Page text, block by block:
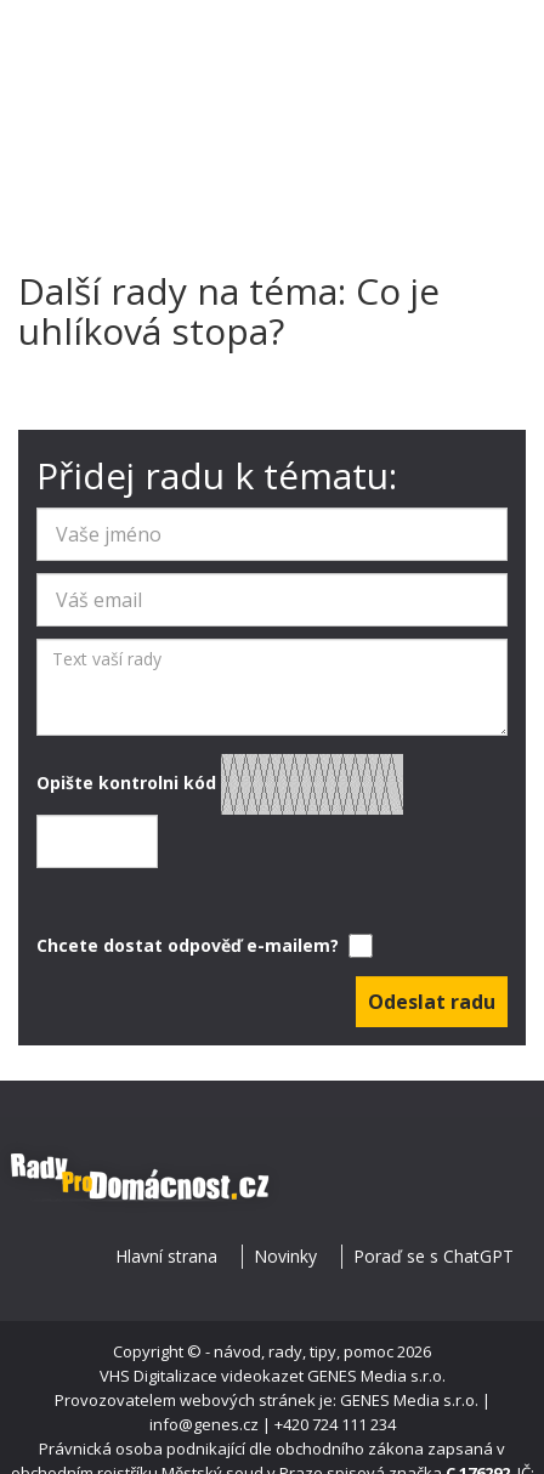
Další rady na téma: Co je
uhlíková stopa?
Přidej radu k tématu:
Opište kontrolni kód
Chcete dostat odpověď e-mailem?
Hlavní strana Novinky Poraď se s ChatGPT
Copyright © - návod, rady, tipy, pomoc2026
VHS Digitalizace videokazetGENES Media s.r.o.
Provozovatelem webových stránek je: GENES Media s.r.o. |
info@genes.cz | +420 724 111 234
Právnická osoba podnikající dle obchodního zákona zapsaná v